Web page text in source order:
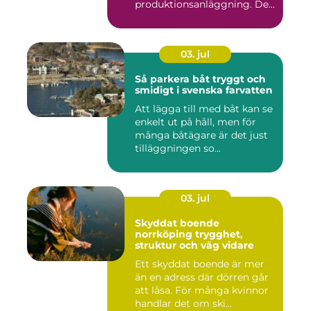
produktionsanläggning. De
03. jul
Så parkera båt tryggt och
smidigt i svenska farvatten
Att lägga till med båt kan se
enkelt ut på håll, men för
många båtägare är det just
tilläggningen so...
03. jul
Skyddat boende
norrköping trygghet,
struktur och väg vidare
Ett skyddat boende är mer
än en adress där dörren går
att låsa. För många kvinnor
handlar det om ski...